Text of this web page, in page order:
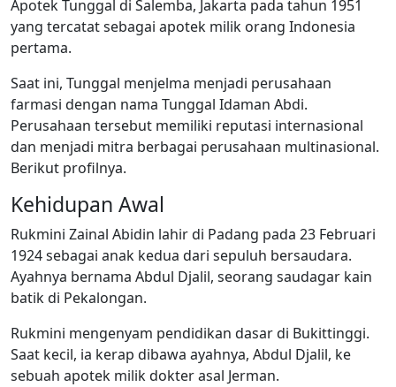
Apotek Tunggal di Salemba, Jakarta pada tahun 1951
yang tercatat sebagai apotek milik orang Indonesia
pertama.
Saat ini, Tunggal menjelma menjadi perusahaan
farmasi dengan nama Tunggal Idaman Abdi.
Perusahaan tersebut memiliki reputasi internasional
dan menjadi mitra berbagai perusahaan multinasional.
Berikut profilnya.
Kehidupan Awal
Rukmini Zainal Abidin lahir di Padang pada 23 Februari
1924 sebagai anak kedua dari sepuluh bersaudara.
Ayahnya bernama Abdul Djalil, seorang saudagar kain
batik di Pekalongan.
Rukmini mengenyam pendidikan dasar di Bukittinggi.
Saat kecil, ia kerap dibawa ayahnya, Abdul Djalil, ke
sebuah apotek milik dokter asal Jerman.